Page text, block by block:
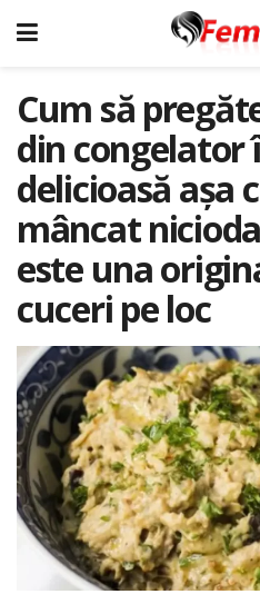
Cum să
din congelator
delicioasă așa
mâncat
este una
cuceri pe loc